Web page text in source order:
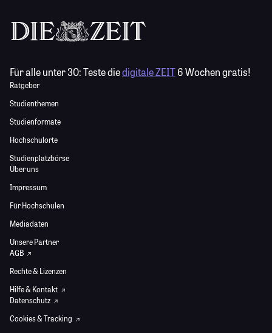
Für alle unter 30:Teste diedigitale ZEIT6 Wochen gratis!
Ratgeber
Studienthemen
Studienformate
Hochschulorte
Studienplatzbörse
Über uns
Impressum
Für Hochschulen
Mediadaten
Unsere Partner
AGB
Rechte & Lizenzen
Hilfe & Kontakt
Datenschutz
Cookies & Tracking